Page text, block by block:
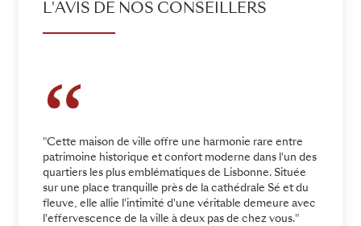
L'AVIS DE NOS CONSEILLERS
"Cette maison de ville offre une harmonie rare entre
patrimoine historique et confort moderne dans l'un des
quartiers les plus emblématiques de Lisbonne. Située
sur une place tranquille près de la cathédrale Sé et du
fleuve, elle allie l'intimité d'une véritable demeure avec
l'effervescence de la ville à deux pas de chez vous."